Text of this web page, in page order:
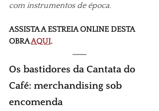
com instrumentos de época.
ASSISTA A ESTREIA ONLINE DESTA
OBRA AQUI.
Os bastidores da Cantata do
Café: merchandising sob
encomenda